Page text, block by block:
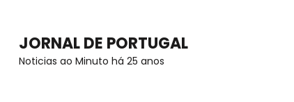
content
JORNAL DE PORTUGAL
Noticias ao Minuto há 25 anos